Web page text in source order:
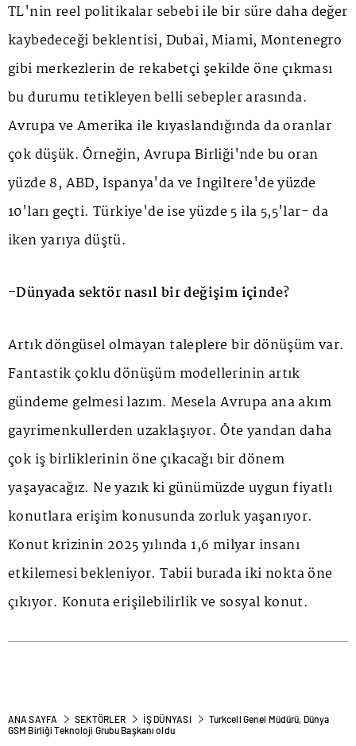
TL'nin reel politikalar sebebi ile bir süre daha değer
kaybedeceği beklentisi, Dubai, Miami, Montenegro
gibi merkezlerin de rekabetçi şekilde öne çıkması
bu durumu tetikleyen belli sebepler arasında.
Avrupa ve Amerika ile kıyaslandığında da oranlar
çok düşük. Örneğin, Avrupa Birliği'nde bu oran
yüzde 8, ABD, İspanya'da ve İngiltere'de yüzde
10'ları geçti. Türkiye'de ise yüzde 5 ila 5,5'lar- da
iken yarıya düştü.
-Dünyada sektör nasıl bir değişim içinde?
Artık döngüsel olmayan taleplere bir dönüşüm var.
Fantastik çoklu dönüşüm modellerinin artık
gündeme gelmesi lazım. Mesela Avrupa ana akım
gayrimenkullerden uzaklaşıyor. Öte yandan daha
çok iş birliklerinin öne çıkacağı bir dönem
yaşayacağız. Ne yazık ki günümüzde uygun fiyatlı
konutlara erişim konusunda zorluk yaşanıyor.
Konut krizinin 2025 yılında 1,6 milyar insanı
etkilemesi bekleniyor. Tabii burada iki nokta öne
çıkıyor. Konuta erişilebilirlik ve sosyal konut.
ANA SAYFA SEKTÖRLER İŞ DÜNYASI
Turkcell Genel Müdürü, Dünya
GSM Birliği Teknoloji Grubu Başkanı oldu